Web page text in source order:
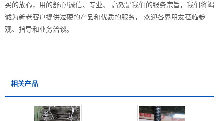
买的放心，用的舒心!诚信、专业、 高效是我们的服务宗旨，我们将竭
诚为新老客户提供过硬的产品和优质的服务， 欢迎各界朋友莅临参
观、指导和业务洽谈。
相关产品